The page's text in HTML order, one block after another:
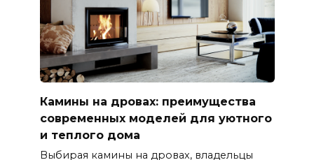
Камины на дровах: преимущества
современных моделей для уютного
и теплого дома
Выбирая камины на дровах, владельцы